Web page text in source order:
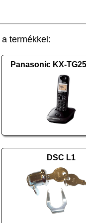
termékkel:
Panasonic KX-
DSC L1